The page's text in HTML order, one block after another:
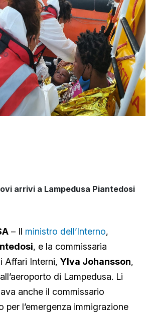
arrivi a Lampedusa Piantedosi
– Il ministro dell’Interno,
, e la commissaria
Affari Interni, Ylva Johansson,
di Lampedusa. Li
anche il commissario
per l’emergenza immigrazione